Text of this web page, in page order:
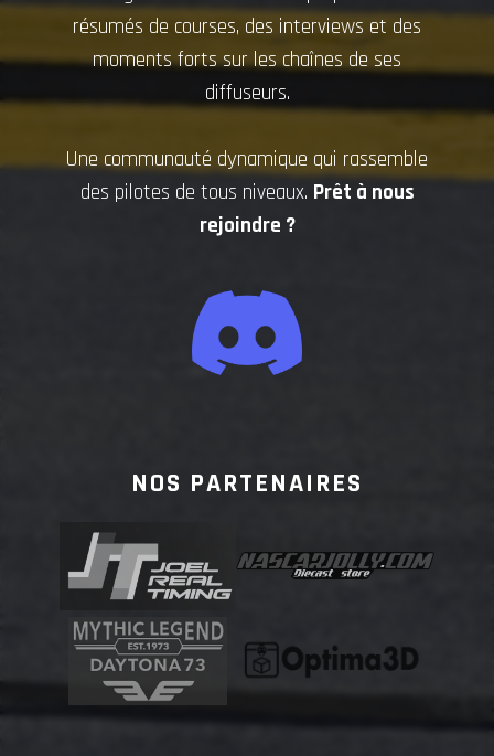
résumés de courses, des interviews et des
moments forts sur les chaînes de ses
diffuseurs.
Une communauté dynamique qui rassemble
des pilotes de tous niveaux. Prêt à nous
rejoindre ?
NOS PARTENAIRES